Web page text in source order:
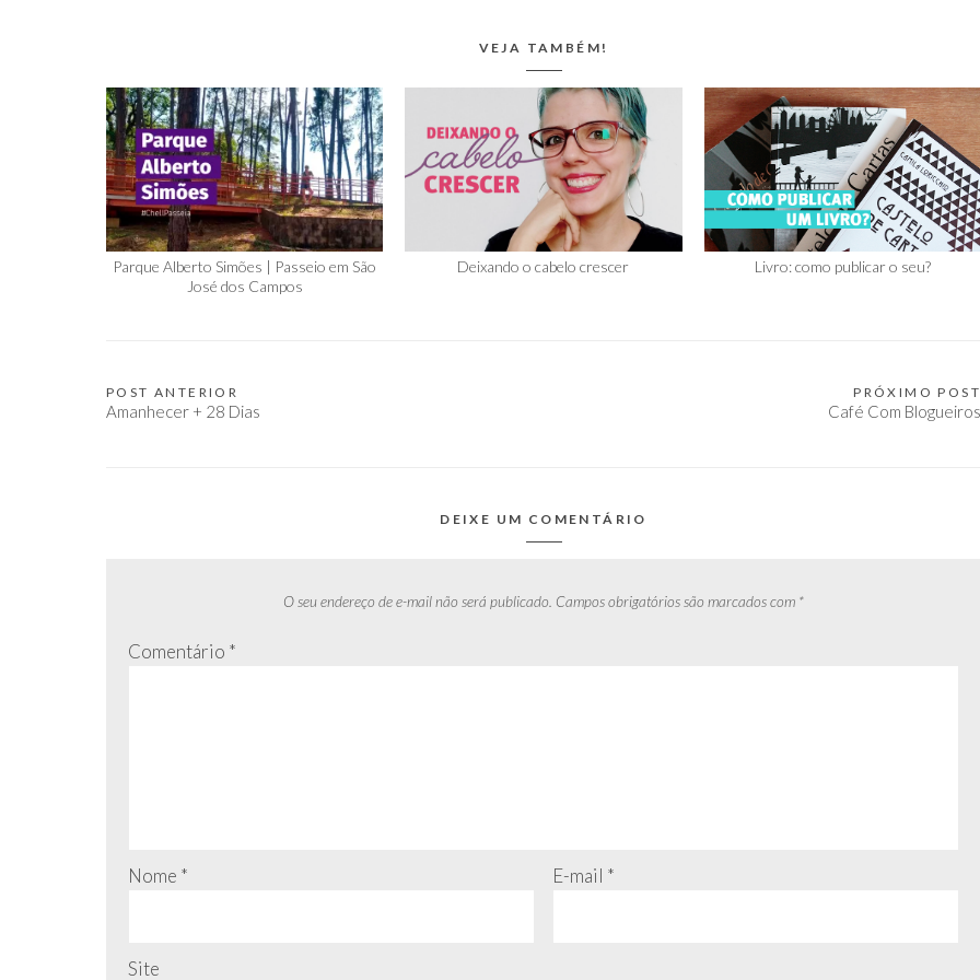
VEJA TAMBÉM!
Parque Alberto Simões | Passeio em São
José dos Campos
Deixando o cabelo crescer Livro: como publicar o seu?
Navegação
POST ANTERIOR
Amanhecer + 28 Dias
PRÓXIMO POST
Café Com Blogueiros
DEIXE UM COMENTÁRIO
O seu endereço de e-mail não será publicado. Campos obrigatórios são marcados com *
Comentário *
Nome * E-mail *
Site